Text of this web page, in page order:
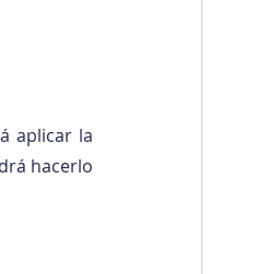
aplicar la
hacerlo